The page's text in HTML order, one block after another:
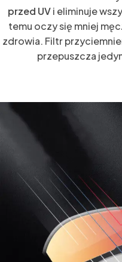
przed UVi eliminuje
temu oczy się mniej
zdrowia. Filtr
przepuszcza